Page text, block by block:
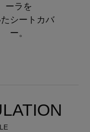
ーラを
シートカバ
ー。